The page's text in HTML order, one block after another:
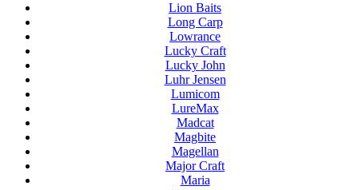
Lion Baits
Long Carp
Lowrance
Lucky Craft
Lucky John
Luhr Jensen
Lumicom
LureMax
Madcat
Magbite
Magellan
Major Craft
Maria